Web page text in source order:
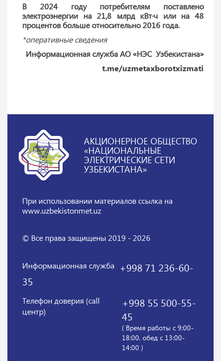
В 2024 году потребителям поставлено
электроэнергии на 21,8 млрд кВт·ч или на 48
процентов больше относительно 2016 года.
*оперативные сведения
Информационная служба АО «НЭС Узбекистана»
t.me/uzmetaxborotxizmati
АКЦИОНЕРНОЕ ОБЩЕСТВО
«НАЦИОНАЛЬНЫЕ
ЭЛЕКТРИЧЕСКИЕ СЕТИ
УЗБЕКИСТАНА»
При использовании материаловссылка на
www.uzbekistonmet.uz
© Все права защищены 2019 - 2026
Информационная служба
+998 71 236-60-
35
Телефон доверия (call
центр)
+998 55 500-55-
45
( Время работы с 9:00-
18:00, обед с 13:00-
14:00 )